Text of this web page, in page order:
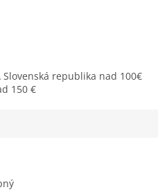
Slovenská republika nad 100€
150 €